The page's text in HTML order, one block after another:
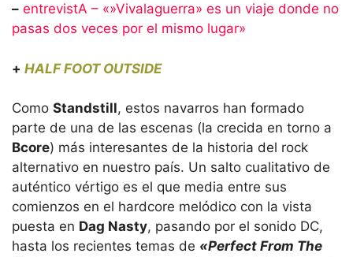
– entrevistA – «»Vivalaguerra» es un viaje donde no
pasas dos veces por el mismo lugar»
+ HALF FOOT OUTSIDE
Como Standstill, estos navarros han formado
parte de una de las escenas (la crecida en torno a
Bcore) más interesantes de la historia del rock
alternativo en nuestro país. Un salto cualitativo de
auténtico vértigo es el que media entre sus
comienzos en el hardcore melódico con la vista
puesta en Dag Nasty, pasando por el sonido DC,
hasta los recientes temas de «Perfect From The